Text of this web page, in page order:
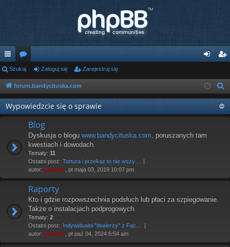
ię
ce
j
…
or
a og
uj
si
ej
es
tru
Szukaj Zaloguj się Zarejestruj się
forum.bandycituska.com
Wypowiedzcie się o sprawie
Blog
Dyskusja o blogu www.bandycituska.com, poruszanych tam
kwestiach i dowodach.
Tematy: 11
Ostatni post: Tortura i przekaz to nie wszy…
autor: piotrniz , pt maja 03, 2019 10:07 pm
Raporty
Kto i gdzie rozpowszechnia podsłuch lub płaci za szpiegowanie.
Także o instalacjach podprogowych.
Tematy: 2
Ostatni post: Indywidualni "dealerzy" z Fac…
autor: piotrniz , pt paź 04, 2024 6:54 am